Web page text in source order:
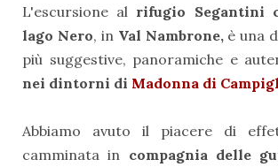
L'escursione al rifugio Segantini
lago Nero, in Val Nambrone, è una
più suggestive, panoramiche e
nei dintorni di Madonna di
Abbiamo avuto il piacere di
camminata in compagnia delle